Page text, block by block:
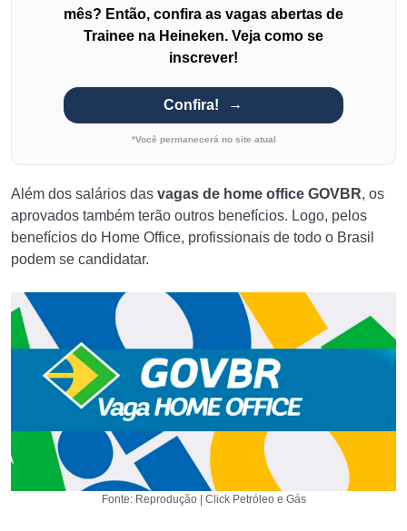
mês? Então, confira as vagas abertas de
Trainee na Heineken. Veja como se
inscrever!
Confira!
*Você permanecerá no site atual
Além dos salários das vagas de home office GOVBR, os
aprovados também terão outros benefícios. Logo, pelos
benefícios do Home Office, profissionais de todo o Brasil
podem se candidatar.
Fonte: Reprodução | Click Petróleo e Gás